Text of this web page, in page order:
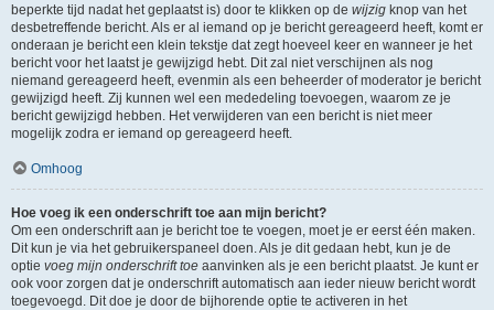
beperkte tijd nadat het geplaatst is) door te klikken op de wijzig knop van het
desbetreffende bericht. Als er al iemand op je bericht gereageerd heeft, komt er
onderaan je bericht een klein tekstje dat zegt hoeveel keer en wanneer je het
bericht voor het laatst je gewijzigd hebt. Dit zal niet verschijnen als nog
niemand gereageerd heeft, evenmin als een beheerder of moderator je bericht
gewijzigd heeft. Zij kunnen wel een mededeling toevoegen, waarom ze je
bericht gewijzigd hebben. Het verwijderen van een bericht is niet meer
mogelijk zodra er iemand op gereageerd heeft.
Omhoog
Hoe voeg ik een onderschrift toe aan mijn bericht?
Om een onderschrift aan je bericht toe te voegen, moet je er eerst één maken.
Dit kun je via het gebruikerspaneel doen. Als je dit gedaan hebt, kun je de
optie voeg mijn onderschrift toe aanvinken als je een bericht plaatst. Je kunt er
ook voor zorgen dat je onderschrift automatisch aan ieder nieuw bericht wordt
toegevoegd. Dit doe je door de bijhorende optie te activeren in het